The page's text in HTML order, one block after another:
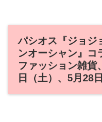
パシオス『ジョジ
ンオーシャン』コ
ファッション雑貨
日（土）、5月28